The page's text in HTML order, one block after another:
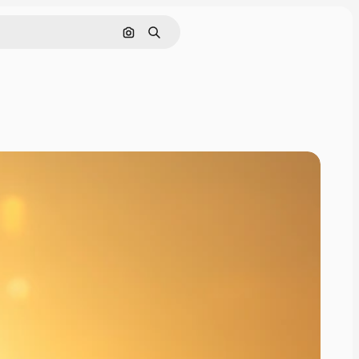
Nach Bild suchen
Suchen